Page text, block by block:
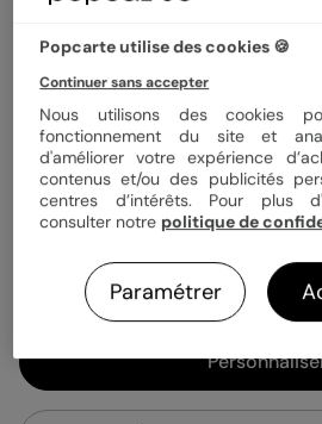
Quantité
1,29 €
Enveloppe blanche offerte
Expédition rapide en 24h
Popcarte utilise des cookies 🍪
Continuer sans accepter
Nous utilisons des cookies
fonctionnement du site et
d'améliorer votre expérience
contenus et/ou des publicités
centres d’intérêts. Pour plus
consulter notre politique de
Paramétrer